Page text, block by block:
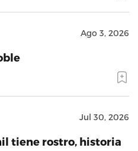
Ago 3, 2026
Jul 30, 2026
tiene rostro, historia